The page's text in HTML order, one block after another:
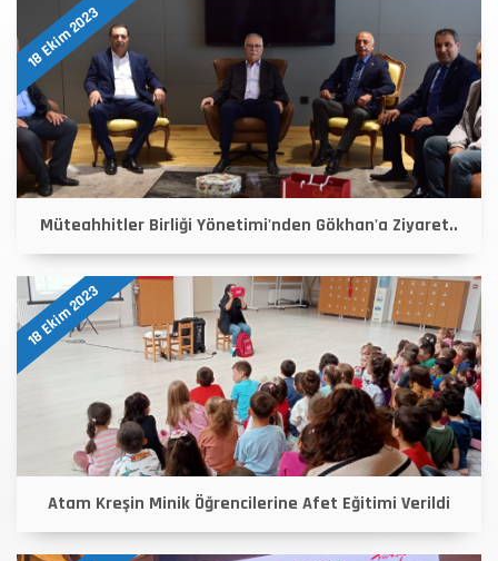
18 Ekim 2023
Müteahhitler Birliği Yönetimi'nden Gökhan'a Ziyaret..
18 Ekim 2023
Atam Kreşin Minik Öğrencilerine Afet Eğitimi Verildi